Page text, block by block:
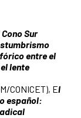
Sur
entre el
lente
CONICET), El
español: